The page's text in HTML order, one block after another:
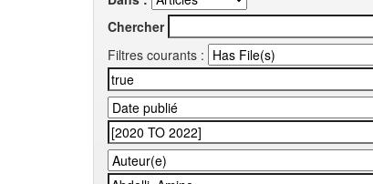
Chercher
Filtres courants :